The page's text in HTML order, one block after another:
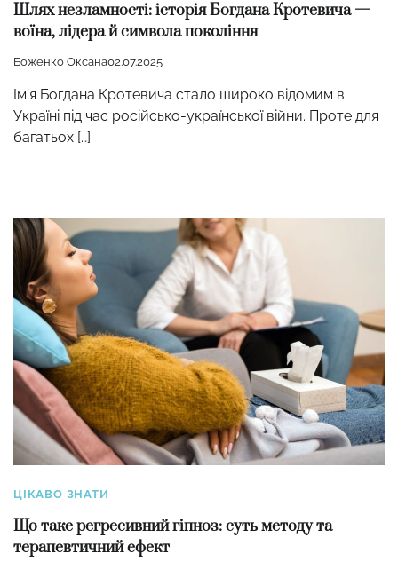
Шлях незламності: історія Богдана Кротевича —
воїна, лідера й символа покоління
Боженко Оксана02.07.2025
Ім’я Богдана Кротевича стало широко відомим в
Україні під час російсько-української війни. Проте для
багатьох […]
ЦІКАВО ЗНАТИ
Що таке регресивний гіпноз: суть методу та
терапевтичний ефект